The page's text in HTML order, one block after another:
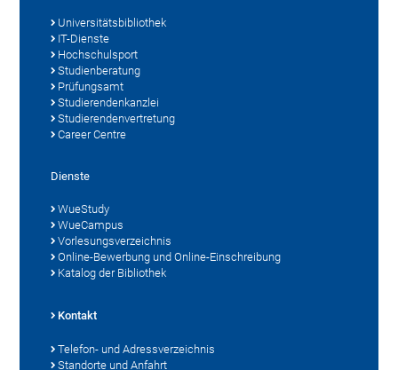
Universitätsbibliothek
IT-Dienste
Hochschulsport
Studienberatung
Prüfungsamt
Studierendenkanzlei
Studierendenvertretung
Career Centre
Dienste
WueStudy
WueCampus
Vorlesungsverzeichnis
Online-Bewerbung und Online-Einschreibung
Katalog der Bibliothek
Kontakt
Telefon- und Adressverzeichnis
Standorte und Anfahrt